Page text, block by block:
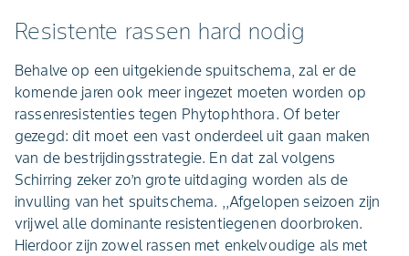
Resistente rassen hard nodig
Behalve op een uitgekiende spuitschema, zal er de
komende jaren ook meer ingezet moeten worden op
rassenresistenties tegen Phytophthora. Of beter
gezegd: dit moet een vast onderdeel uit gaan maken
van de bestrijdingsstrategie. En dat zal volgens
Schirring zeker zo’n grote uitdaging worden als de
invulling van het spuitschema. ,,Afgelopen seizoen zijn
vrijwel alle dominante resistentiegenen doorbroken.
Hierdoor zijn zowel rassen met enkelvoudige als met